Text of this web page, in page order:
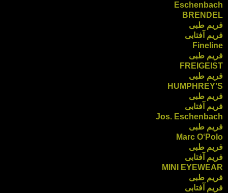
Eschenbach
BRENDEL
فریم طبی
فریم آفتابی
Fineline
فریم طبی
FREIGEIST
فریم طبی
HUMPHREY’S
فریم طبی
فریم آفتابی
Jos. Eschenbach
فریم طبی
Marc O‘Polo
فریم طبی
فریم آفتابی
MINI EYEWEAR
فریم طبی
فریم آفتابی